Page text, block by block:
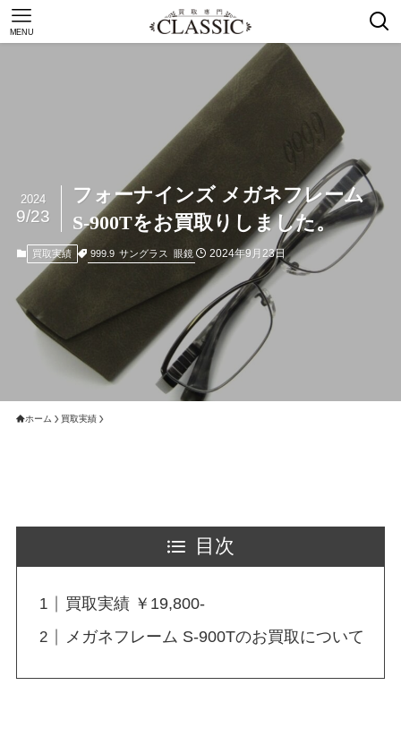
MENU
フォーナインズ メガネフレーム
S-900Tをお買取りしました。
2024
9/23
買取実績 999.9 サングラス 眼鏡 2024年9月23日
ホーム 買取実績
目次
買取実績 ￥19,800-
メガネフレーム S-900Tのお買取について